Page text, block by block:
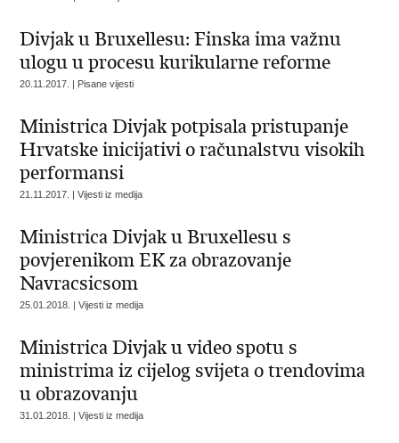
Divjak u Bruxellesu: Finska ima važnu
ulogu u procesu kurikularne reforme
20.11.2017. | Pisane vijesti
Ministrica Divjak potpisala pristupanje
Hrvatske inicijativi o računalstvu visokih
performansi
21.11.2017. | Vijesti iz medija
Ministrica Divjak u Bruxellesu s
povjerenikom EK za obrazovanje
Navracsicsom
25.01.2018. | Vijesti iz medija
Ministrica Divjak u video spotu s
ministrima iz cijelog svijeta o trendovima
u obrazovanju
31.01.2018. | Vijesti iz medija